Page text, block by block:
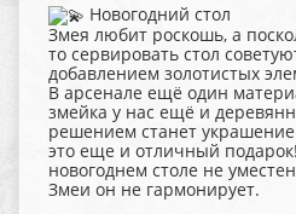
Новогодний стол
Змея любит роскошь, а
то сервировать стол
добавлением золотистых
В арсенале ещё один
змейка у нас ещё и
решением станет
это еще и отличный
новогоднем столе не
Змеи он не гармонирует.